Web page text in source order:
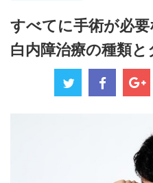
すべてに手術が必要
白内障治療の種類